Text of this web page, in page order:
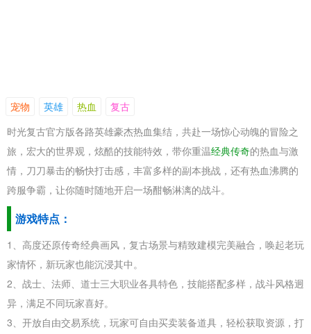
宠物 英雄 热血
复古
时光复古官方版各路英雄豪杰热血集结，共赴一场惊心动魄的冒险之
旅，宏大的世界观，炫酷的技能特效，带你重温经典传奇的热血与激
情，刀刀暴击的畅快打击感，丰富多样的副本挑战，还有热血沸腾的
跨服争霸，让你随时随地开启一场酣畅淋漓的战斗。
游戏特点：
1、高度还原传奇经典画风，复古场景与精致建模完美融合，唤起老玩
家情怀，新玩家也能沉浸其中。
2、战士、法师、道士三大职业各具特色，技能搭配多样，战斗风格迥
异，满足不同玩家喜好。
3、开放自由交易系统，玩家可自由买卖装备道具，轻松获取资源，打